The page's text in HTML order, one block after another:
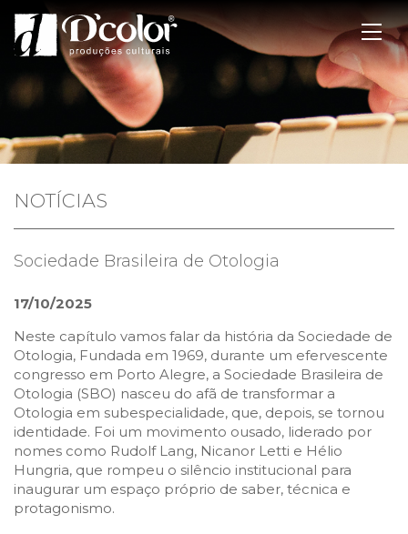
NOTÍCIAS
Sociedade Brasileira de Otologia
17/10/2025
Neste capítulo vamos falar da história da Sociedade de
Otologia, Fundada em 1969, durante um efervescente
congresso em Porto Alegre, a Sociedade Brasileira de
Otologia (SBO) nasceu do afã de transformar a
Otologia em subespecialidade, que, depois, se tornou
identidade. Foi um movimento ousado, liderado por
nomes como Rudolf Lang, Nicanor Letti e Hélio
Hungria, que rompeu o silêncio institucional para
inaugurar um espaço próprio de saber, técnica e
protagonismo.